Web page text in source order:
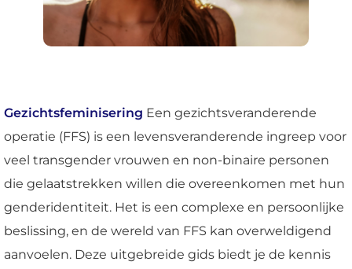
Gezichtsfeminisering Een gezichtsveranderende
operatie (FFS) is een levensveranderende ingreep voor
veel transgender vrouwen en non-binaire personen
die gelaatstrekken willen die overeenkomen met hun
genderidentiteit. Het is een complexe en persoonlijke
beslissing, en de wereld van FFS kan overweldigend
aanvoelen. Deze uitgebreide gids biedt je de kennis